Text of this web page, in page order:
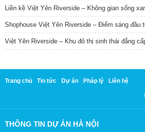
Liền kề Việt Yên Riverside – Không gian sống
Shophouse Việt Yên Riverside – Điểm sáng
Việt Yên Riverside – Khu đô thị sinh thái đẳng
Trang chủ Tin tức Dự án Pháp lý Liên hệ
THÔNG TIN DỰ ÁN HÀ NỘI